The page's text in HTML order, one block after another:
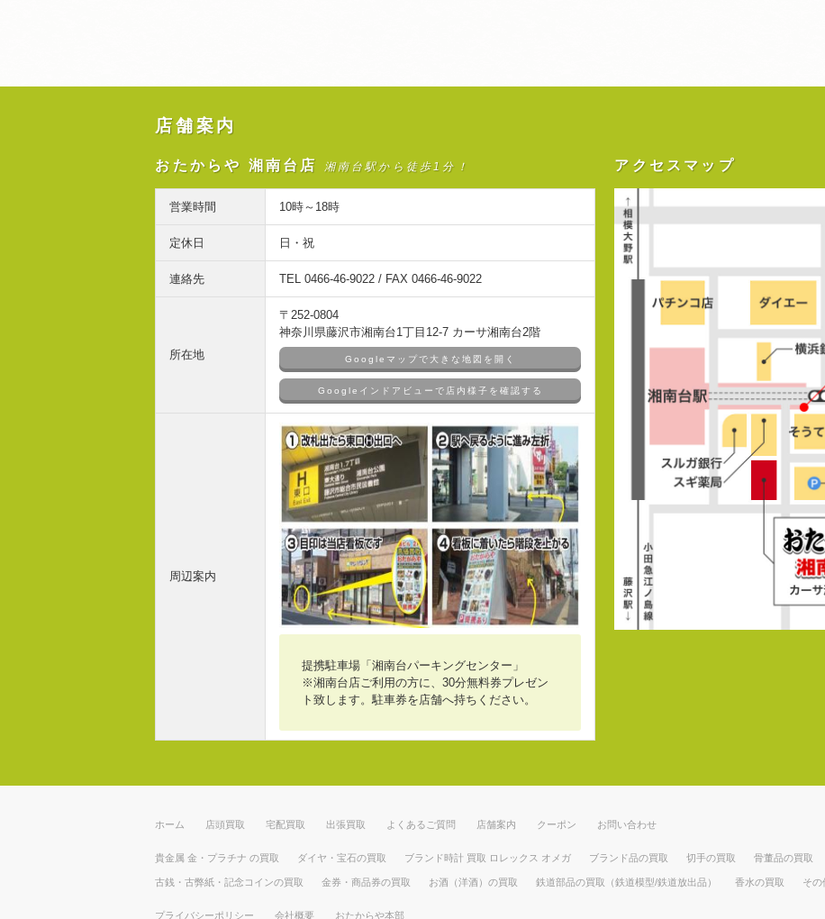
店舗案内
おたからや 湘南台店 湘南台駅から徒歩1分！
営業時間 10時～18時
定休日 日・祝
連絡先 TEL 0466-46-9022 / FAX 0466-46-9022
所在地
〒252-0804
神奈川県藤沢市湘南台1丁目12-7 カーサ湘南台2階
Googleマップで大きな地図を開く
Googleインドアビューで店内様子を確認する
周辺案内
提携駐車場「湘南台パーキングセンター」
※湘南台店ご利用の方に、30分無料券プレゼン
ト致します。駐車券を店舗へ持ちください。
アクセスマップ
ホーム 店頭買取 宅配買取 出張買取 よくあるご質問 店舗案内 クーポン お問い合わせ
貴金属 金・プラチナ の買取 ダイヤ・宝石の買取 ブランド時計 買取 ロレックス オメガ ブランド品の買取 切手の買取 骨董品の買取
古銭・古弊紙・記念コインの買取 金券・商品券の買取 お酒（洋酒）の買取 鉄道部品の買取（鉄道模型/鉄道放出品） 香水の買取 その
プライバシーポリシー 会社概要 おたからや本部